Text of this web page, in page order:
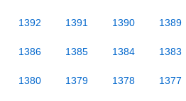
1392 1391 1390 1389
1386 1385 1384 1383
1380 1379 1378 1377